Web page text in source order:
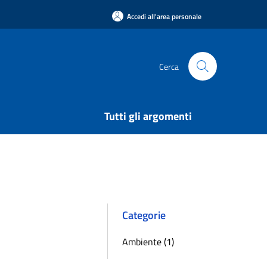
Accedi all'area personale
Cerca
Tutti gli argomenti
Categorie
Ambiente (1)